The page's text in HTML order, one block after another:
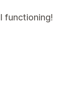
functioning!